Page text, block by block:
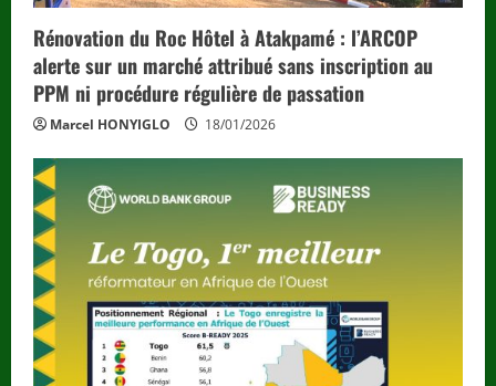
Rénovation du Roc Hôtel à Atakpamé : l’ARCOP
alerte sur un marché attribué sans inscription au
PPM ni procédure régulière de passation
Marcel HONYIGLO 18/01/2026